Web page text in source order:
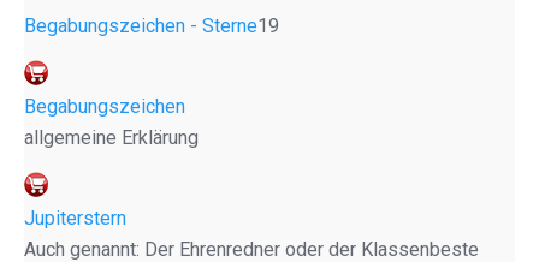
Begabungszeichen - Sterne19
Begabungszeichen
allgemeine Erklärung
Jupiterstern
Auch genannt: Der Ehrenredner oder der Klassenbeste